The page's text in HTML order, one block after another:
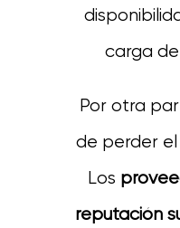
carga
Por otra
de perder el
Los
reputación